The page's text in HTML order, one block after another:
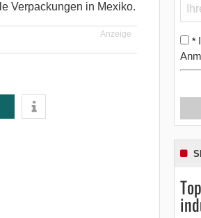
Verpackungen in Mexiko.
Anzeige
*